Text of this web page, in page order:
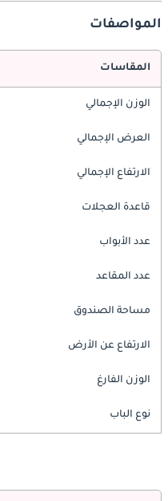
المواصفات
المقاسات
الوزن الإجمالي
العرض الإجمالي
الارتفاع الإجمالي
قاعدة العجلات
عدد الأبواب
عدد المقاعد
مساحة الصندوق
الارتفاع عن الأرض
الوزن الفارغ
نوع الباب